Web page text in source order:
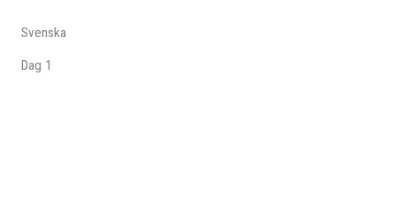
Svenska
Dag 1